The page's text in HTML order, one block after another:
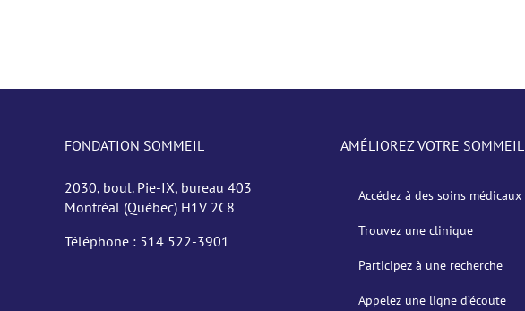
FONDATION SOMMEIL
2030, boul. Pie-IX, bureau 403
Montréal (Québec) H1V 2C8
Téléphone : 514 522-3901
AMÉLIOREZ VOTRE SOMMEIL
Accédez à des soins médicaux
Trouvez une clinique
Participez à une recherche
Appelez une ligne d’écoute